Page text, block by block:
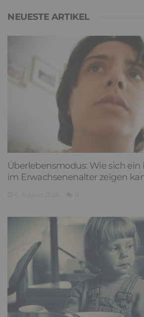
NEUESTE ARTIKEL
Überlebensmodus: Wie sich
im Erwachsenenalter zeigen